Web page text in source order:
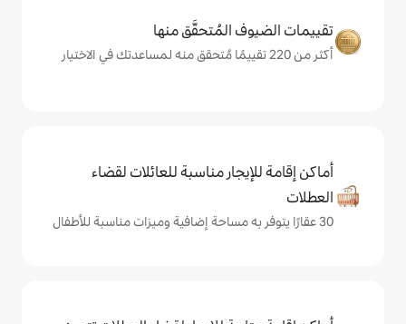
المُتحقَّق منها
مناسبة للعائلات لقضاء